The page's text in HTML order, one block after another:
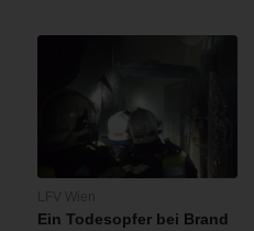
Ein Todesopfer bei Brand